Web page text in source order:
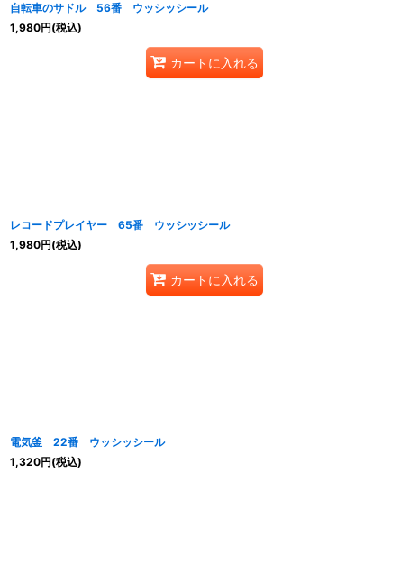
自転車のサドル 56番 ウッシッシール
1,980円(税込)
カートに入れる
レコードプレイヤー 65番 ウッシッシール
1,980円(税込)
カートに入れる
電気釜 22番 ウッシッシール
1,320円(税込)